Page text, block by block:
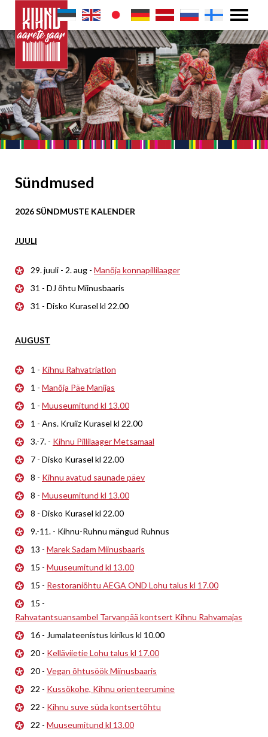
Sündmused
2026 SÜNDMUSTE KALENDER
JUULI
29. juuli - 2. aug - Manõja konnapillilaager
31 - DJ õhtu Miinusbaaris
31 - Disko Kurasel kl 22.00
AUGUST
1 - Kihnu Rahvatriatlon
1 - Manõja Päe Manijas
1 - Muuseumitund kl 13.00
1 - Ans. Kruiiz Kurasel kl 22.00
3.-7. - Kihnu Pillilaager Metsamaal
7 - Disko Kurasel kl 22.00
8 - Kihnu avatud saunade päev
8 - Muuseumitund kl 13.00
8 - Disko Kurasel kl 22.00
9.-11. - Kihnu-Ruhnu mängud Ruhnus
13 - Marek Sadam Miinusbaaris
15 - Muuseumitund kl 13.00
15 - Restoraniõhtu AEGA OND Lohu talus kl 17.00
15 -
Rahvatantsuansambel Tarvanpää kontsert Kihnu Rahvamajas
16 - Jumalateenistus kirikus kl 10.00
20 - Kelläviietie Lohu talus kl 17.00
20 - Vegan õhtusöök Miinusbaaris
22 - Kussõkohe, Kihnu orienteerumine
22 - Kihnu suve süda kontsertõhtu
22 - Muuseumitund kl 13.00